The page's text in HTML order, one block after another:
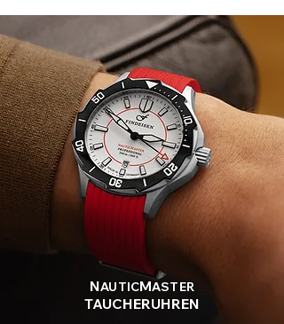
NAUTICMASTER
TAUCHERUHREN